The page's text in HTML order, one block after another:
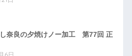
奈良の夕焼けノー加工 第77回 正
6日